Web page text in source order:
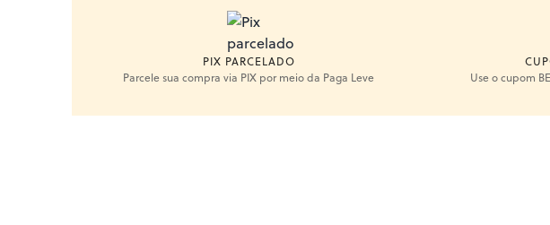
PIX PARCELADO
Parcele sua compra via PIX por meio da Paga Leve
Use o cupom